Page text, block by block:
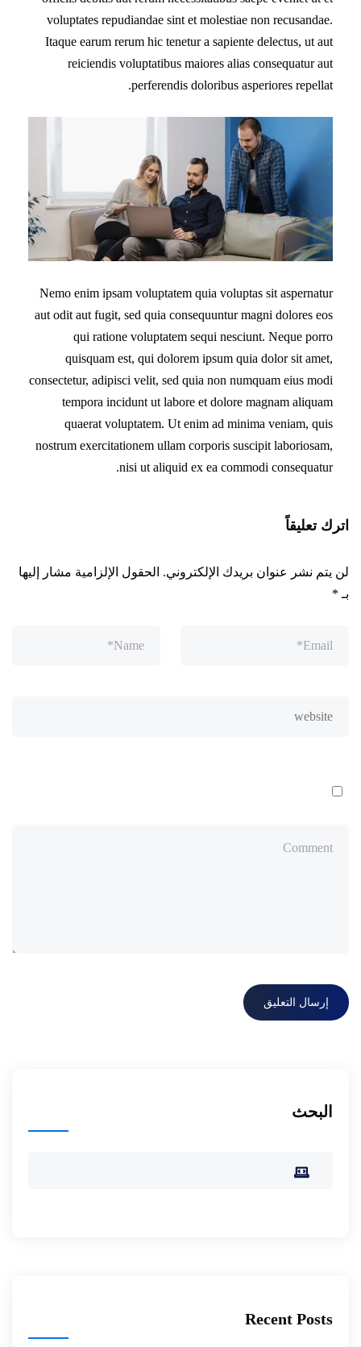
voluptates repudiandae sint et molestiae non recusandae.
Itaque earum rerum hic tenetur a sapiente delectus, ut aut
reiciendis voluptatibus maiores alias consequatur aut
perferendis doloribus asperiores repellat.
Nemo enim ipsam voluptatem quia voluptas sit aspernatur
aut odit aut fugit, sed quia consequuntur magni dolores eos
qui ratione voluptatem sequi nesciunt. Neque porro
quisquam est, qui dolorem ipsum quia dolor sit amet,
consectetur, adipisci velit, sed quia non numquam eius modi
tempora incidunt ut labore et dolore magnam aliquam
quaerat voluptatem. Ut enim ad minima veniam, quis
nostrum exercitationem ullam corporis suscipit laboriosam,
nisi ut aliquid ex ea commodi consequatur.
اترك تعليقاً
لن يتم نشر عنوان بريدك الإلكتروني. الحقول الإلزامية مشار إليها
بـ *
البحث
Recent Posts